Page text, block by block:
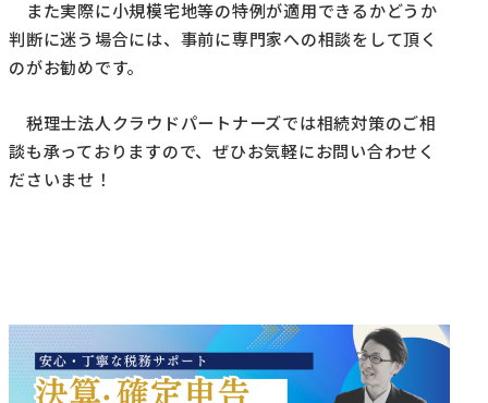
また実際に小規模宅地等の特例が適用できるかどうか
判断に迷う場合には、事前に専門家への相談をして頂く
のがお勧めです。
税理士法人クラウドパートナーズでは相続対策のご相
談も承っておりますので、ぜひお気軽にお問い合わせく
ださいませ！